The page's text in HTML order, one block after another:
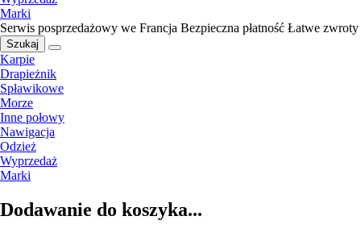
Marki
Serwis posprzedażowy we Francja Bezpieczna płatność Łatwe zwroty
Szukaj
Karpie
Drapieżnik
Spławikowe
Morze
Inne połowy
Nawigacja
Odzież
Wyprzedaż
Marki
Dodawanie do koszyka...